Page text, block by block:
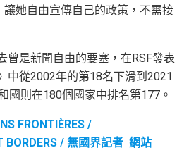
她自由宣傳自己的政策，不需接
曾是新聞自由的要塞，在RSF發表
中從2002年的第18名下滑到2021
國則在180個國家中排名第177。
FRONTIÈRES /
BORDERS / 無國界記者 網站